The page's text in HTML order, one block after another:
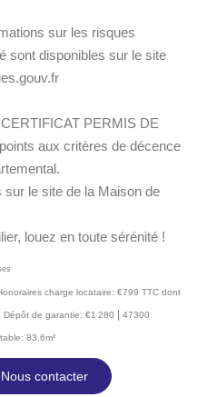
sur les risques
sont disponibles sur le site
PERMIS DE
aux critères de décence
le site de la Maison de
louez en toute sérénité !
charge locataire: €799 TTC dont
Dépôt de garantie: €1 280 | 47300
83.6m²
Nous contacter